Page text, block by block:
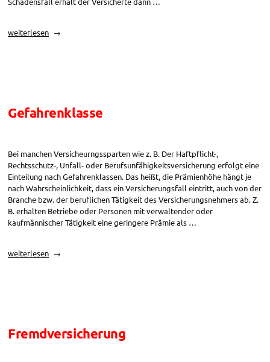
„Unfallversicherung“
weiterlesen
Gefahrenklasse
Bei manchen Versicheurngssparten wie z. B. Der Haftpflicht-,
Rechtsschutz-, Unfall- oder Berufsunfähigkeitsversicherung erfolgt eine
Einteilung nach Gefahrenklassen. Das heißt, die Prämienhöhe hängt je
nach Wahrscheinlichkeit, dass ein Versicherungsfall eintritt, auch von der
Branche bzw. der beruflichen Tätigkeit des Versicherungsnehmers ab. Z.
B. erhalten Betriebe oder Personen mit verwaltender oder
kaufmännischer Tätigkeit eine geringere Prämie als …
„Gefahrenklasse“
weiterlesen
Fremdversicherung